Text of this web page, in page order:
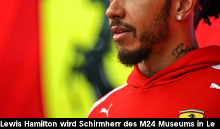
Lewis Hamilton wird Schirmherr des M24 Museums in Le